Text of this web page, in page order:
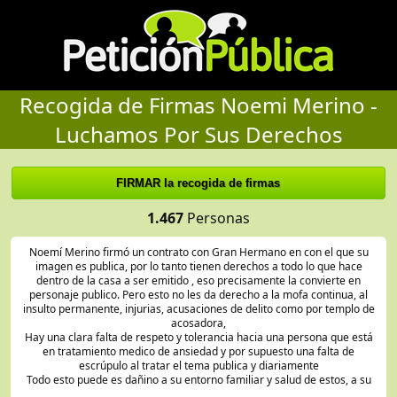
Recogida de Firmas Noemi Merino -
Luchamos Por Sus Derechos
1.467 Personas
Noemí Merino firmó un contrato con Gran Hermano en con el que su
imagen es publica, por lo tanto tienen derechos a todo lo que hace
dentro de la casa a ser emitido , eso precisamente la convierte en
personaje publico. Pero esto no les da derecho a la mofa continua, al
insulto permanente, injurias, acusaciones de delito como por templo de
acosadora,
Hay una clara falta de respeto y tolerancia hacia una persona que está
en tratamiento medico de ansiedad y por supuesto una falta de
escrúpulo al tratar el tema publica y diariamente
Todo esto puede es dañino a su entorno familiar y salud de estos, a su